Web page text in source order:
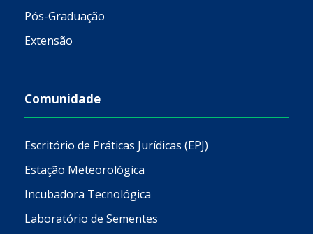
Pós-Graduação
Extensão
Comunidade
Escritório de Práticas Jurídicas (EPJ)
Estação Meteorológica
Incubadora Tecnológica
Laboratório de Sementes